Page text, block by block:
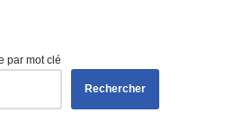
par mot clé
Rechercher